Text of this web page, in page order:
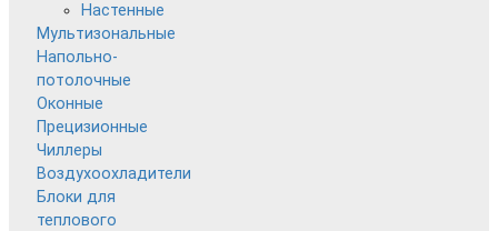
Настенные
Мультизональные
Напольно-
потолочные
Оконные
Прецизионные
Чиллеры
Воздухоохладители
Блоки для
теплового